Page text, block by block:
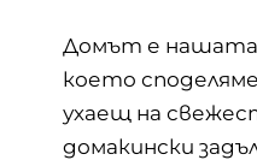
Домът е нашата
което
ухаещ на
домакински